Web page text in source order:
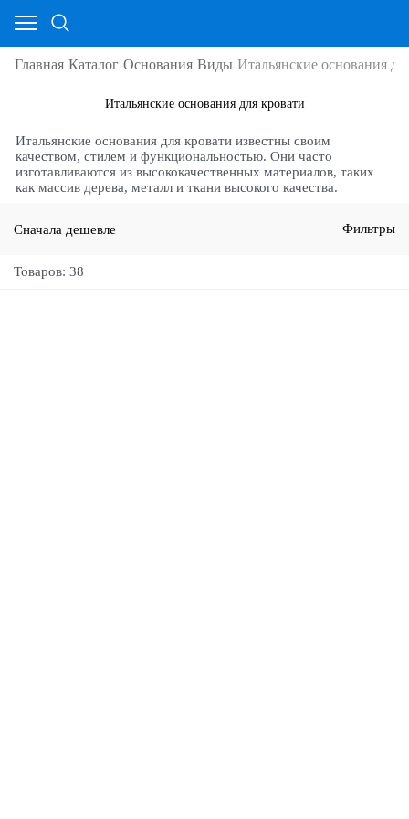
Главная Каталог Основания Виды Итальянские основания
Итальянские основания для кровати
Итальянские основания для кровати известны своим
качеством, стилем и функциональностью. Они часто
изготавливаются из высококачественных материалов, таких
как массив дерева, металл и ткани высокого качества.
Сначала дешевле Фильтры
Товаров: 38